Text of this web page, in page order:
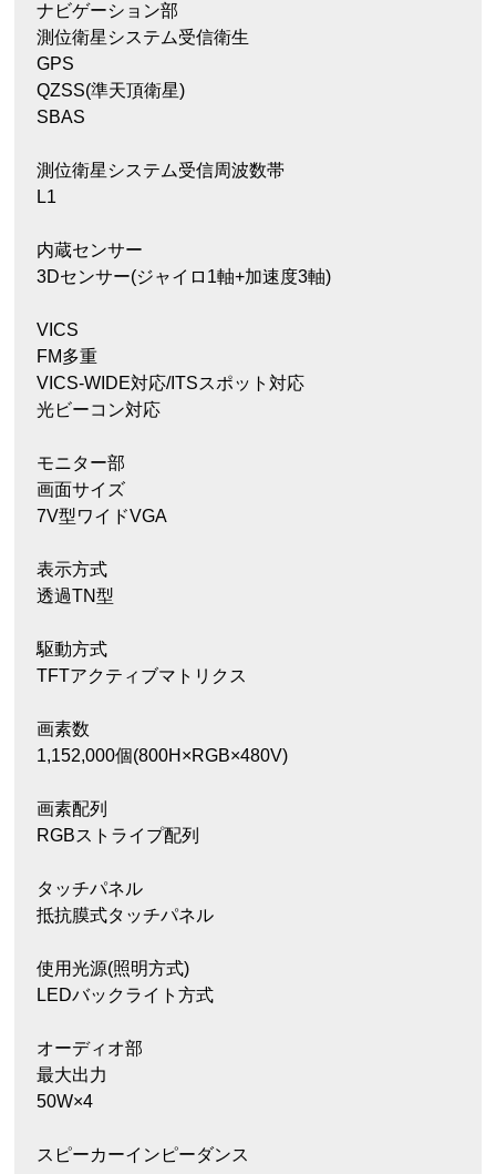
ナビゲーション部
測位衛星システム受信衛生
GPS
QZSS(準天頂衛星)
SBAS
測位衛星システム受信周波数帯
L1
内蔵センサー
3Dセンサー(ジャイロ1軸+加速度3軸)
VICS
FM多重
VICS-WIDE対応/ITSスポット対応
光ビーコン対応
モニター部
画面サイズ
7V型ワイドVGA
表示方式
透過TN型
駆動方式
TFTアクティブマトリクス
画素数
1,152,000個(800H×RGB×480V)
画素配列
RGBストライプ配列
タッチパネル
抵抗膜式タッチパネル
使用光源(照明方式)
LEDバックライト方式
オーディオ部
最大出力
50W×4
スピーカーインピーダンス